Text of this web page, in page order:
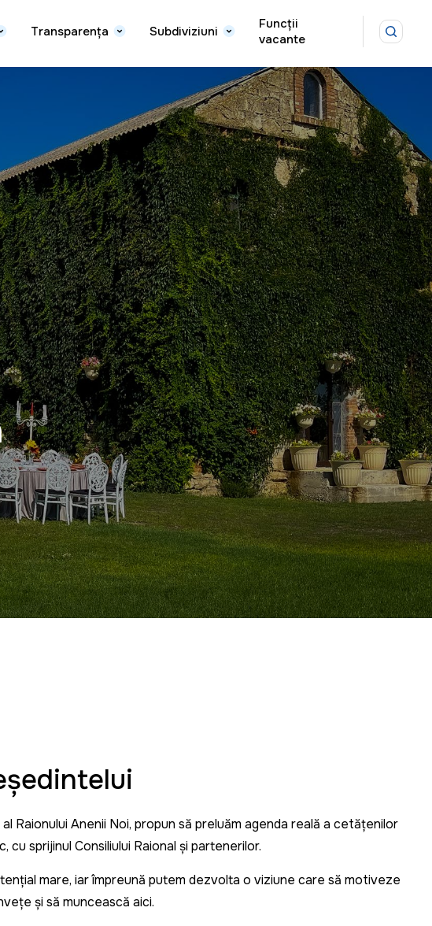
Transparența Subdiviziuni
Funcții
vacante
Raionului Anenii Noi, propun să preluăm agenda reală a cetățenilor
cu sprijinul Consiliului Raional și partenerilor.
mare, iar împreună putem dezvolta o viziune care să motiveze
și să muncească aici.